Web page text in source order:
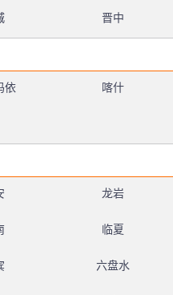
晋中
依 喀什
龙岩
临夏
六盘水